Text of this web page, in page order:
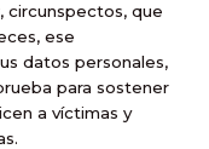
circunspectos, que
ese
datos personales,
para sostener
a víctimas y